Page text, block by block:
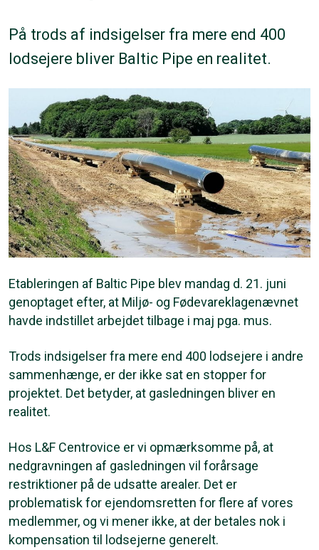
På trods af indsigelser fra mere end 400
lodsejere bliver Baltic Pipe en realitet.
Etableringen af Baltic Pipe blev mandag d. 21. juni
genoptaget efter, at Miljø- og Fødevareklagenævnet
havde indstillet arbejdet tilbage i maj pga. mus.
Trods indsigelser fra mere end 400 lodsejere i andre
sammenhænge, er der ikke sat en stopper for
projektet. Det betyder, at gasledningen bliver en
realitet.
Hos L&F Centrovice er vi opmærksomme på, at
nedgravningen af gasledningen vil forårsage
restriktioner på de udsatte arealer. Det er
problematisk for ejendomsretten for flere af vores
medlemmer, og vi mener ikke, at der betales nok i
kompensation til lodsejerne generelt.